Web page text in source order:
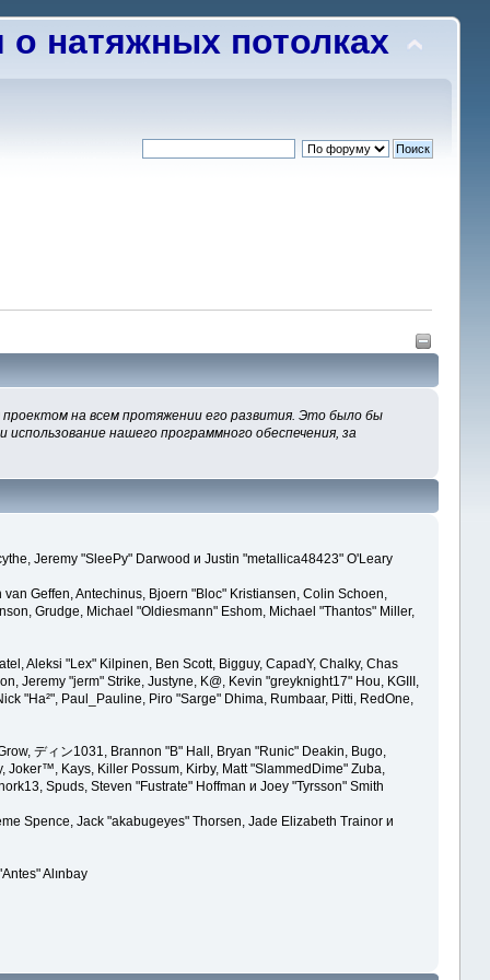
натяжных потолках
на всем протяжении его развития. Это было бы
нашего программного обеспечения, за
Jeremy "SleePy" Darwood и Justin "metallica48423" O'Leary
Geffen, Antechinus, Bjoern "Bloc" Kristiansen, Colin Schoen,
Grudge, Michael "Oldiesmann" Eshom, Michael "Thantos" Miller,
Aleksi "Lex" Kilpinen, Ben Scott, Bigguy, CapadY, Chalky, Chas
Jeremy "jerm" Strike, Justyne, K@, Kevin "greyknight17" Hou, KGIII,
"Ha²", Paul_Pauline, Piro "Sarge" Dhima, Rumbaar, Pitti, RedOne,
ディン1031, Brannon "B" Hall, Bryan "Runic" Deakin, Bugo,
Joker™, Kays, Killer Possum, Kirby, Matt "SlammedDime" Zuba,
Spuds, Steven "Fustrate" Hoffman и Joey "Tyrsson" Smith
Spence, Jack "akabugeyes" Thorsen, Jade Elizabeth Trainor и
Alınbay